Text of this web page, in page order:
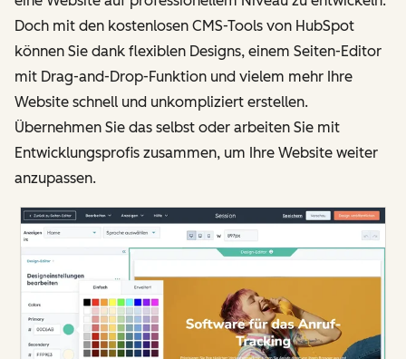
Doch mit den kostenlosen CMS-Tools von HubSpot
können Sie dank flexiblen Designs, einem Seiten-Editor
mit Drag-and-Drop-Funktion und vielem mehr Ihre
Website schnell und unkompliziert erstellen.
Übernehmen Sie das selbst oder arbeiten Sie mit
Entwicklungsprofis zusammen, um Ihre Website weiter
anzupassen.